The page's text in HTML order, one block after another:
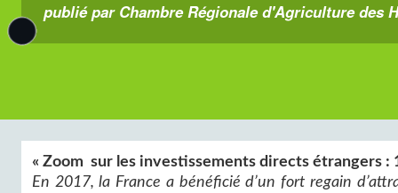
publié par Chambre Régionale d'Agriculture des
« Zoom sur les investissements directs étrangers :
En 2017, la France a bénéficié d’un fort regain